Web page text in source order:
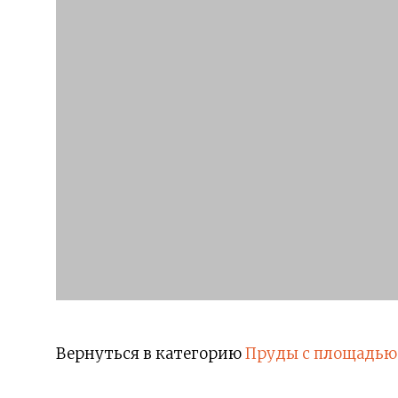
Вернуться в категориюПруды с площадью